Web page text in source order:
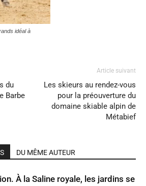
idéal à
du
Barbe
Article suivant
Les skieurs au rendez-vous
pour la préouverture du
domaine skiable alpin de
Métabief
DU MÊME AUTEUR
À la Saline royale, les jardins se